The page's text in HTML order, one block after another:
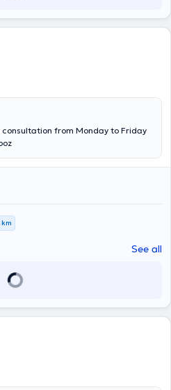
consultation from Monday to Friday
km
See all